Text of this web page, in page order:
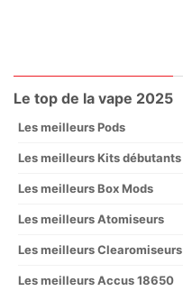
Le top de la vape 2025
Les meilleurs Pods
Les meilleurs Kits débutants
Les meilleurs Box Mods
Les meilleurs Atomiseurs
Les meilleurs Clearomiseurs
Les meilleurs Accus 18650